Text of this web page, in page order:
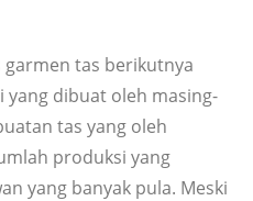
garmen tas berikutnya
dibuat oleh masing-
tas yang oleh
produksi yang
yang banyak pula. Meski